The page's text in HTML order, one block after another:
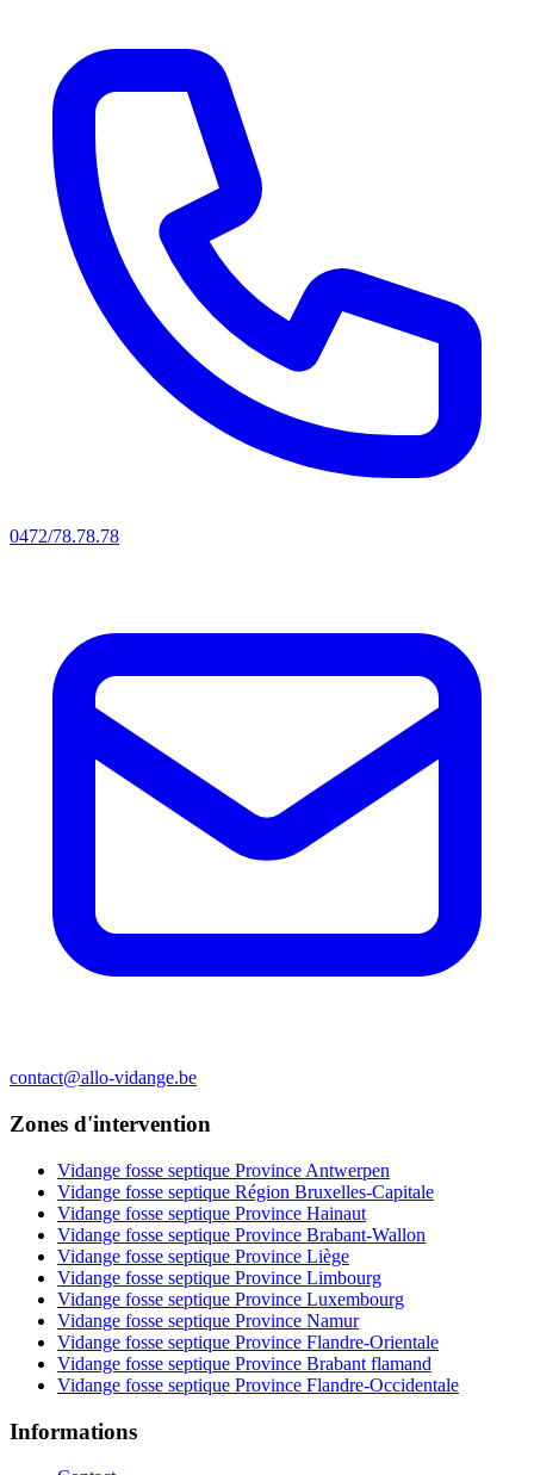
0472/78.78.78
contact@allo-vidange.be
Zones d'intervention
Vidange fosse septique Province Antwerpen
Vidange fosse septique Région Bruxelles-Capitale
Vidange fosse septique Province Hainaut
Vidange fosse septique Province Brabant-Wallon
Vidange fosse septique Province Liège
Vidange fosse septique Province Limbourg
Vidange fosse septique Province Luxembourg
Vidange fosse septique Province Namur
Vidange fosse septique Province Flandre-Orientale
Vidange fosse septique Province Brabant flamand
Vidange fosse septique Province Flandre-Occidentale
Informations